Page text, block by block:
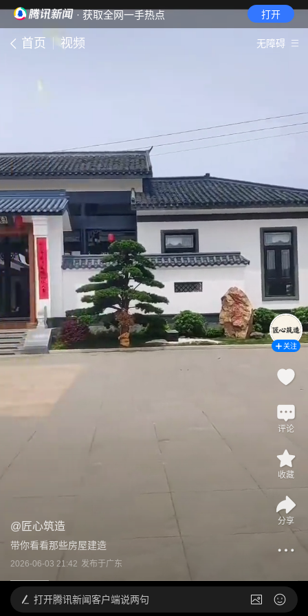
· 获取全网一手热点 打开
首页 视频 无障碍
@ 匠心筑造
带你看看那些房屋建造
2026-06-03 21:42 发布于广东
关注
评论
收藏
分享
打开腾讯新闻客户端说两句